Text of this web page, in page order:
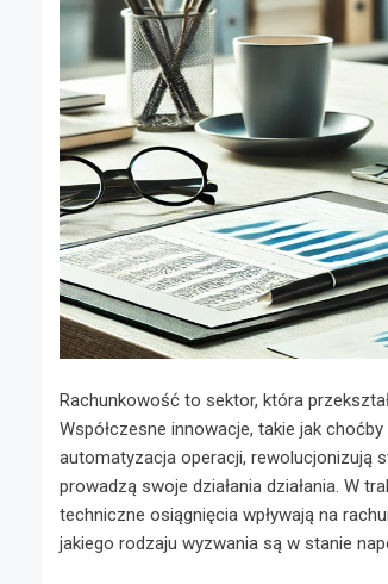
Rachunkowość to sektor, która
Współczesne innowacje, takie jak
automatyzacja operacji, rewolucjonizują
prowadzą swoje działania działania. W
techniczne osiągnięcia wpływają na
jakiego rodzaju wyzwania są w stanie